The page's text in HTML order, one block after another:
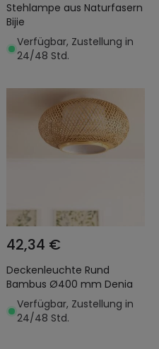
Stehlampe aus Naturfasern
Bijie
Verfügbar, Zustellung in
24/48 Std.
42,34 €
Deckenleuchte Rund
Bambus Ø400 mm Denia
Verfügbar, Zustellung in
24/48 Std.